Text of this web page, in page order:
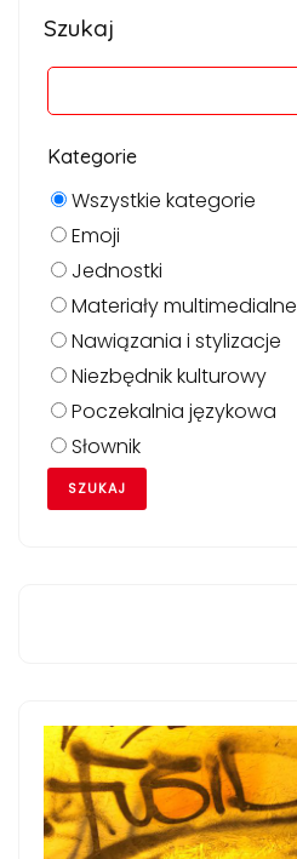
Szukaj
Kategorie
Wszystkie kategorie
Emoji
Jednostki
Materiały multimedialne
Nawiązania i stylizacje
Niezbędnik kulturowy
Poczekalnia językowa
Słownik